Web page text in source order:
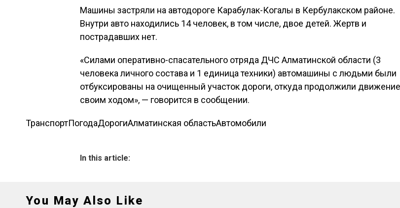
Машины застряли на автодороге Карабулак-Когалы в Кербулакском районе.
Внутри авто находились 14 человек, в том числе, двое детей. Жертв и
пострадавших нет.
«Силами оперативно-спасательного отряда ДЧС Алматинской области (3
человека личного состава и 1 единица техники) автомашины с людьми были
отбуксированы на очищенный участок дороги, откуда продолжили движение
своим ходом», — говорится в сообщении.
ТранспортПогодаДорогиАлматинская областьАвтомобили
In this article:
You May Also Like